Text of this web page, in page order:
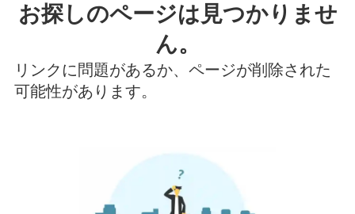
お探しのページは見つかりませ
ん。
リンクに問題があるか、ページが削除された
可能性があります。